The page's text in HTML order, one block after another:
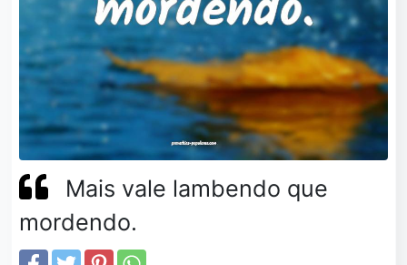
Mais vale lambendo que
mordendo.